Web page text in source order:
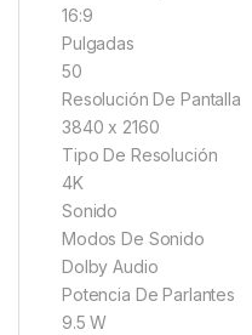
16:9
Pulgadas
50
Resolución De Pantalla
3840 x 2160
Tipo De Resolución
4K
Sonido
Modos De Sonido
Dolby Audio
Potencia De Parlantes
9.5 W